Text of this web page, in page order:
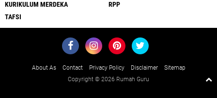
KURIKULUM MERDEKA
RPP
TAFSI
About As Contact Privacy Policy Disclaimer
Sitemap
Copyright © 2026 Rumah Guru